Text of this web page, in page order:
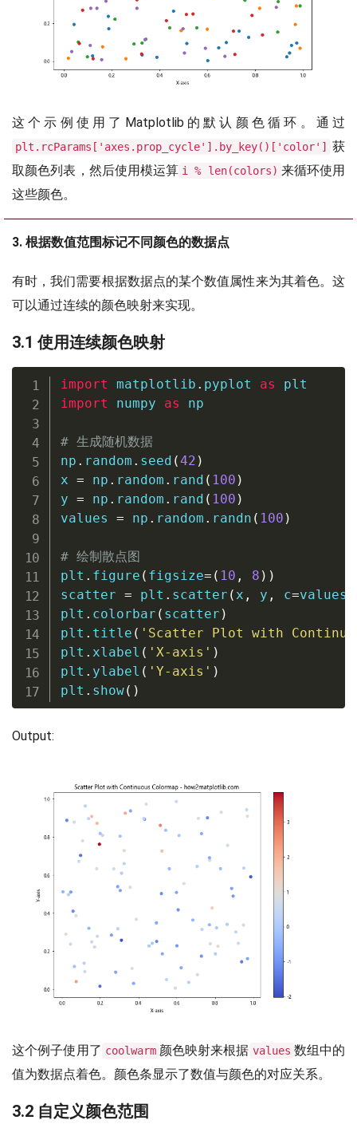
这个示例使用了Matplotlib的默认颜色循环。通过
plt.rcParams['axes.prop_cycle'].by_key()['color']
获
取颜色列表，然后使用模运算 i % len(colors) 来循环使用
这些颜色。
3. 根据数值范围标记不同颜色的数据点
有时，我们需要根据数据点的某个数值属性来为其着色。这
可以通过连续的颜色映射来实现。
3.1 使用连续颜色映射
import matplotlib . pyplot as
import numpy as np
# 生成随机数据
np . random . seed (42 )
x = np . random . rand ( 100 )
y = np . random . rand ( 100 )
values = np . random . randn ( 100 )
# 绘制散点图
plt . figure ( figsize= ( 10 , 8 ) )
scatter = plt . scatter ( x , y , c=values
plt . colorbar ( scatter )
plt . title ( 'Scatter Plot with
plt . xlabel ( 'X-axis' )
plt . ylabel ( 'Y-axis' )
plt . show( )
Output:
这个例子使用了 coolwarm 颜色映射来根据 values 数组中的
值为数据点着色。颜色条显示了数值与颜色的对应关系。
3.2 自定义颜色范围